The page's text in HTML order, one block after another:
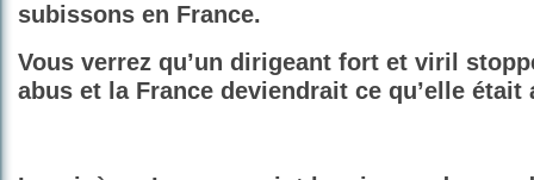
subissons en France.
Vous verrez qu’un dirigeant fort et viril
abus et la France deviendrait ce qu’elle était